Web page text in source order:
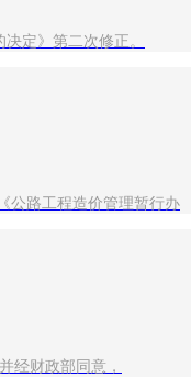
定》第二次修正。
公路工程造价管理暂行办
经财政部同意，